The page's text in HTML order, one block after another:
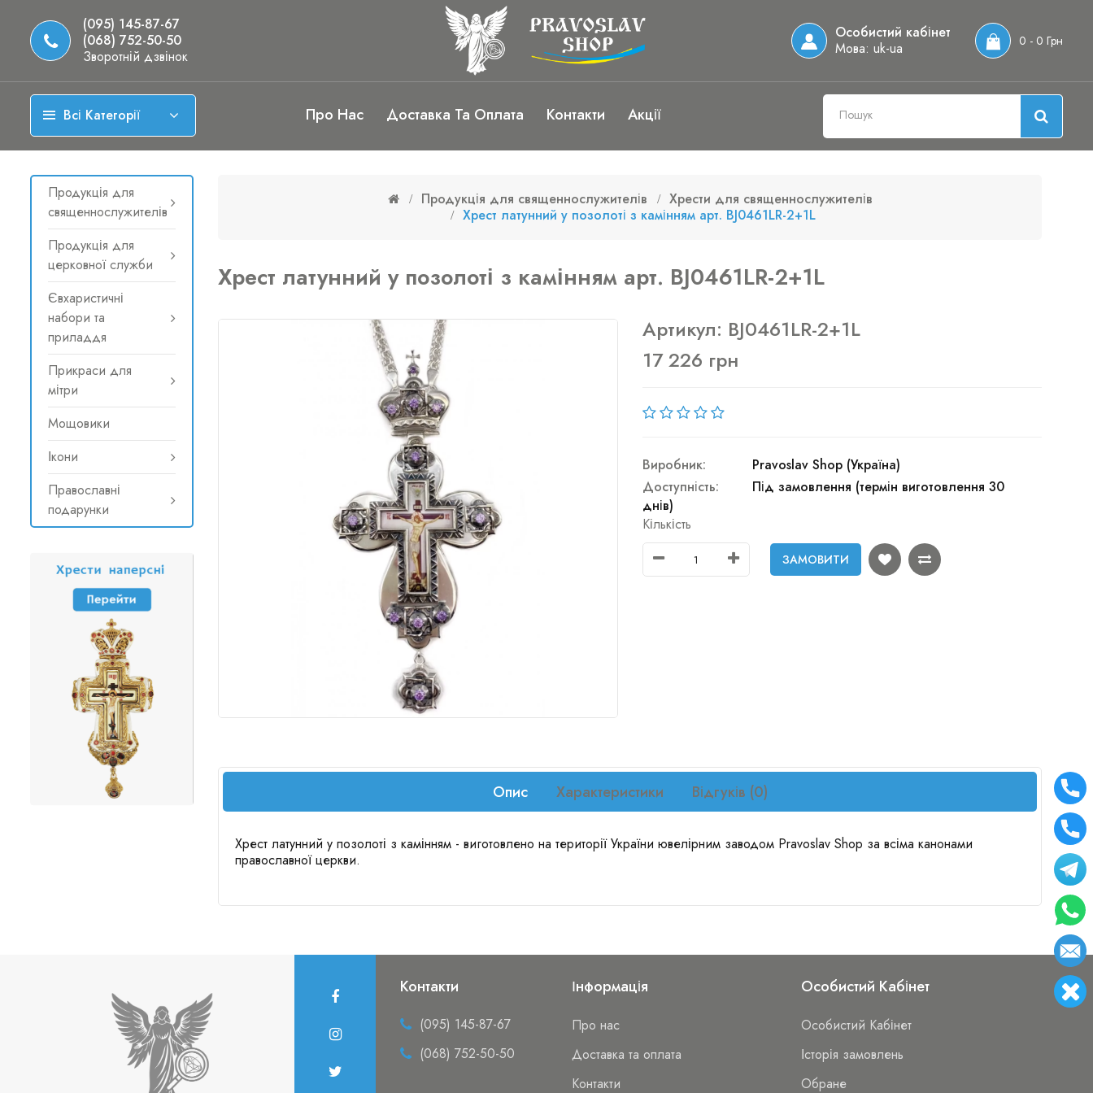
(095) 145-87-67
(068) 752-50-50
Зворотній дзвінок
Особистий кабінет
Мова: uk-ua 0 - 0 Грн
Всі Категорії Про Нас Доставка Та Оплата Контакти Акції
Продукція для
священнослужителів
Продукція для
церковної служби
Євхаристичні
набори та
приладдя
Прикраси для
мітри
Мощовики
Ікони
Православні
подарунки
Продукція для священнослужителів
Хрести для священнослужителів
Хрест латунний у позолоті з камінням арт. BJ0461LR-2+1L
Хрест латунний у позолоті з камінням арт. BJ0461LR-2+1L
Артикул: BJ0461LR-2+1L
17 226 грн
Виробник:
Pravoslav Shop (Україна)
Доступність:
Під замовлення (термін виготовлення 30
днів)
Кількість
ЗАМОВИТИ
Опис Характеристики Відгуків (0)
Хрест латунний у позолоті з камінням - виготовлено на території України ювелірним заводом Pravoslav Shop за всіма канонами
православної церкви.
Контакти
(095) 145-87-67
(068) 752-50-50
Інформація
Про нас
Доставка та оплата
Контакти
Особистий Кабінет
Особистий Кабінет
Історія замовлень
Обране